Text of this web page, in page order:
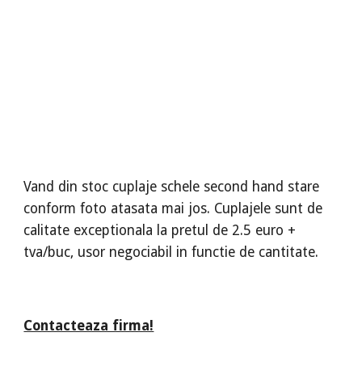
Vand din stoc cuplaje schele second hand stare
conform foto atasata mai jos. Cuplajele sunt de
calitate exceptionala la pretul de 2.5 euro +
tva/buc, usor negociabil in functie de cantitate.
Contacteaza firma!